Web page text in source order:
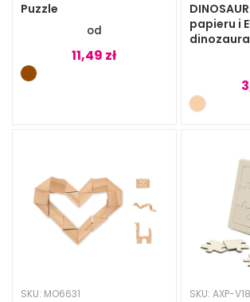
Puzzle
11,49 zł
papieru i
dinozaura
SKU: MO6631 SKU: AXP-